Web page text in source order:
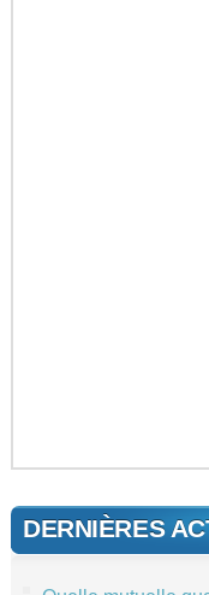
DERNIÈRES